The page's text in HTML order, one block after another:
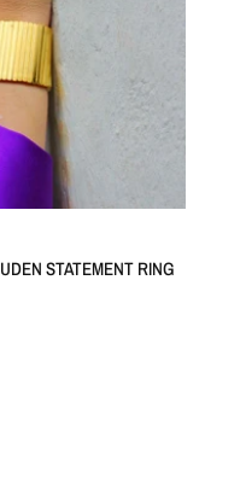
STATEMENT RING